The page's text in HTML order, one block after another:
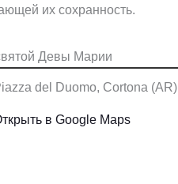
их сохранность.
Девы Марии
del Duomo, Cortona (AR)
в Google Maps